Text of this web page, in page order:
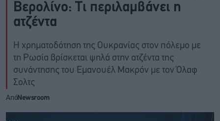
Βερολίνο: Τι περιλαμβάνει η
ατζέντα
Η χρηματοδότηση της Ουκρανίας στον πόλεμο με
τη Ρωσία βρίσκεται ψηλά στην ατζέντα της
συνάντησης του Εμανουέλ Μακρόν με τον Όλαφ
Σολτς
ΑπόNewsroom